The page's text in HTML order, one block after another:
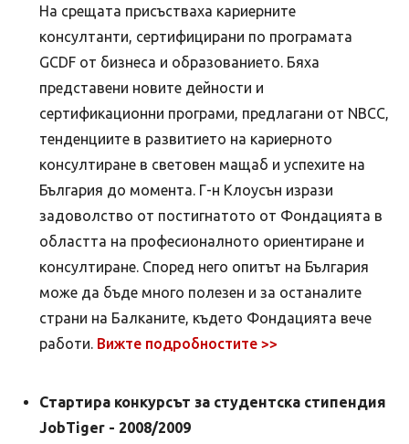
На срещата присъстваха кариерните
консултанти, сертифицирани по програмата
GCDF от бизнеса и образованието. Бяха
представени новите дейности и
сертификационни програми, предлагани от NBCC,
тенденциите в развитието на кариерното
консултиране в световен мащаб и успехите на
България до момента. Г-н Клоусън изрази
задоволство от постигнатото от Фондацията в
областта на професионалното ориентиране и
консултиране. Според него опитът на България
може да бъде много полезен и за останалите
страни на Балканите, където Фондацията вече
работи. Вижте подробностите >>
Стартира конкурсът за студентска стипендия
JobTiger - 2008/2009